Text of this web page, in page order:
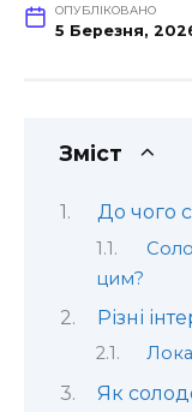
ОПУБЛІКОВАНО
5 Березня,
Зміст
До чого
цим?
Різні
Як